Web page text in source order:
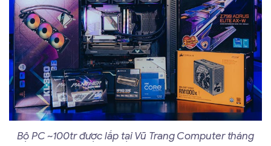
Bộ PC ~100tr được lắp tại Vũ Trang Computer tháng